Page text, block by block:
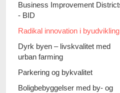
Business Improvement
- BID
Radikal innovation i byudvikling
Dyrk byen – livskvalitet med
urban farming
Parkering og bykvalitet
Boligbebyggelser med by- og